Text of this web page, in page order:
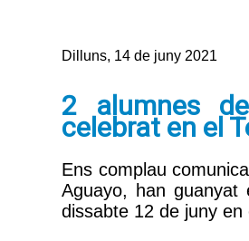
Dilluns, 14 de juny 2021
2 alumnes
celebrat en el
Ens complau
Aguayo, han
dissabte 12 de juny